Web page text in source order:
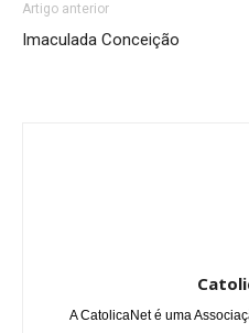
Artigo anterior
Imaculada Conceição
A CatolicaNet é uma